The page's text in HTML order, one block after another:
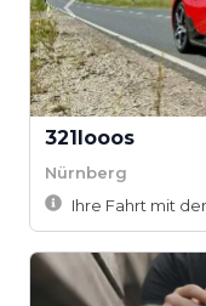
321looos
Nürnberg
Ihre Fahrt mit